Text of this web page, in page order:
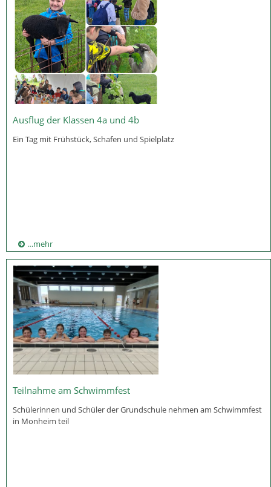
Ausflug der Klassen 4a und 4b
Ein Tag mit Frühstück, Schafen und Spielplatz
…mehr
Teilnahme am Schwimmfest
Schülerinnen und Schüler der Grundschule nehmen am Schwimmfest
in Monheim teil